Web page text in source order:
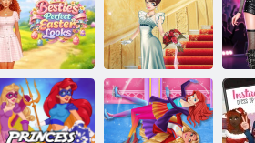
Besties St.
Patrick Günü
Modası
Kpop Taze
Bahar Tarzı
Besties
Mükemmel
Paskalya
Görünümü
Düğün Zambak